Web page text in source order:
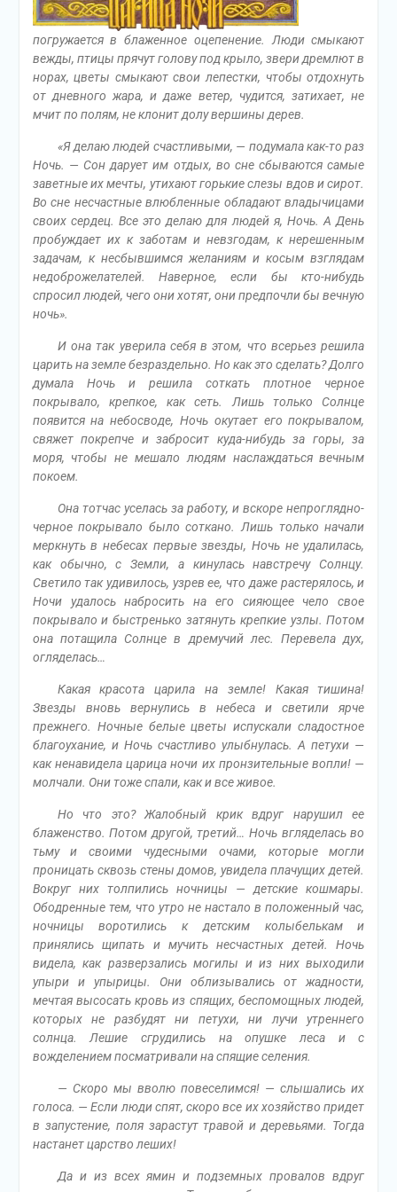
погружается в блаженное оцепенение. Люди смыкают
вежды, птицы прячут голову под крыло, звери дремлют в
норах, цветы смыкают свои лепестки, чтобы отдохнуть
от дневного жара, и даже ветер, чудится, затихает, не
мчит по полям, не клонит долу вершины дерев.
«Я делаю людей счастливыми, — подумала как-то раз
Ночь. — Сон дарует им отдых, во сне сбываются самые
заветные их мечты, утихают горькие слезы вдов и сирот.
Во сне несчастные влюбленные обладают владычицами
своих сердец. Все это делаю для людей я, Ночь. А День
пробуждает их к заботам и невзгодам, к нерешенным
задачам, к несбывшимся желаниям и косым взглядам
недоброжелателей. Наверное, если бы кто-нибудь
спросил людей, чего они хотят, они предпочли бы вечную
ночь».
И она так уверила себя в этом, что всерьез решила
царить на земле безраздельно. Но как это сделать? Долго
думала Ночь и решила соткать плотное черное
покрывало, крепкое, как сеть. Лишь только Солнце
появится на небосводе, Ночь окутает его покрывалом,
свяжет покрепче и забросит куда-нибудь за горы, за
моря, чтобы не мешало людям наслаждаться вечным
покоем.
Она тотчас уселась за работу, и вскоре непроглядно-
черное покрывало было соткано. Лишь только начали
меркнуть в небесах первые звезды, Ночь не удалилась,
как обычно, с Земли, а кинулась навстречу Солнцу.
Светило так удивилось, узрев ее, что даже растерялось, и
Ночи удалось набросить на его сияющее чело свое
покрывало и быстренько затянуть крепкие узлы. Потом
она потащила Солнце в дремучий лес. Перевела дух,
огляделась…
Какая красота царила на земле! Какая тишина!
Звезды вновь вернулись в небеса и светили ярче
прежнего. Ночные белые цветы испускали сладостное
благоухание, и Ночь счастливо улыбнулась. А петухи —
как ненавидела царица ночи их пронзительные вопли! —
молчали. Они тоже спали, как и все живое.
Но что это? Жалобный крик вдруг нарушил ее
блаженство. Потом другой, третий… Ночь вгляделась во
тьму и своими чудесными очами, которые могли
проницать сквозь стены домов, увидела плачущих детей.
Вокруг них толпились ночницы — детские кошмары.
Ободренные тем, что утро не настало в положенный час,
ночницы воротились к детским колыбелькам и
принялись щипать и мучить несчастных детей. Ночь
видела, как разверзались могилы и из них выходили
упыри и упырицы. Они облизывались от жадности,
мечтая высосать кровь из спящих, беспомощных людей,
которых не разбудят ни петухи, ни лучи утреннего
солнца. Лешие сгрудились на опушке леса и с
вожделением посматривали на спящие селения.
— Скоро мы вволю повеселимся! — слышались их
голоса. — Если люди спят, скоро все их хозяйство придет
в запустение, поля зарастут травой и деревьями. Тогда
настанет царство леших!
Да и из всех ямин и подземных провалов вдруг